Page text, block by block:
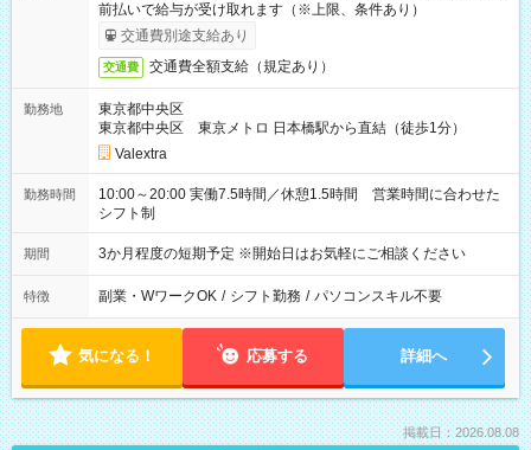
前払いで給与が受け取れます（※上限、条件あり）
交通費別途支給あり
交通費 交通費全額支給（規定あり）
勤務地
東京都中央区
東京都中央区 東京メトロ 日本橋駅から直結（徒歩1分）
Valextra
勤務時間
10:00～20:00 実働7.5時間／休憩1.5時間 営業時間に合わせた
シフト制
期間 3か月程度の短期予定 ※開始日はお気軽にご相談ください
特徴 副業・WワークOK / シフト勤務 / パソコンスキル不要
気になる！ 応募する 詳細へ
掲載日：2026.08.08